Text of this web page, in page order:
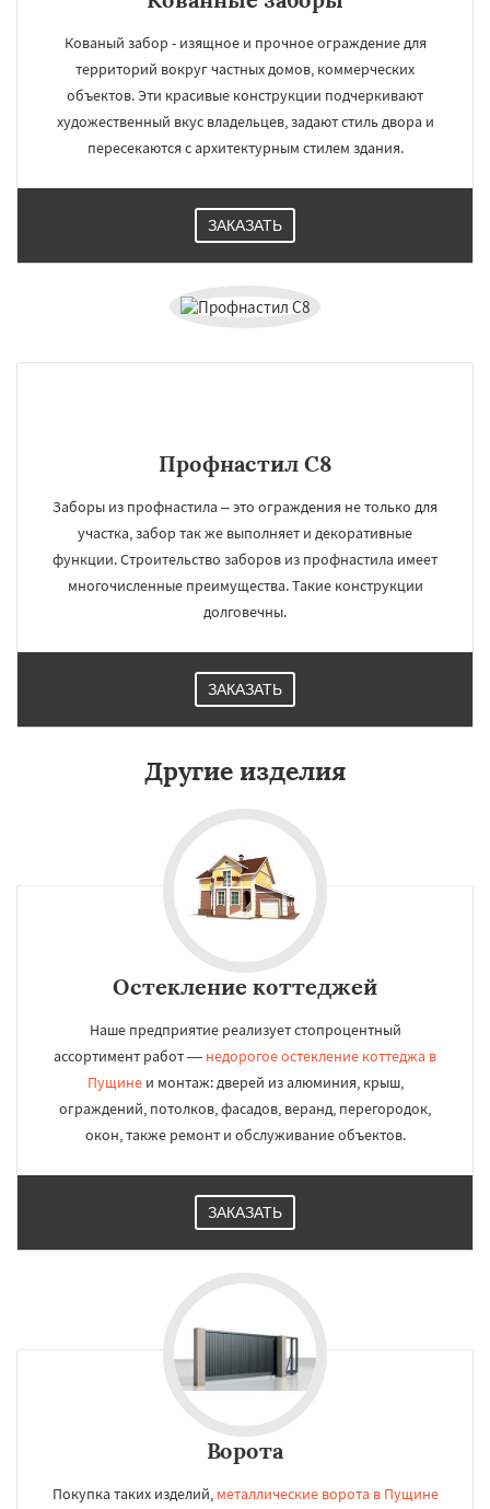
Кованый забор - изящное и прочное ограждение для
территорий вокруг частных домов, коммерческих
объектов. Эти красивые конструкции подчеркивают
художественный вкус владельцев, задают стиль двора и
пересекаются с архитектурным стилем здания.
ЗАКАЗАТЬ
Профнастил С8
Заборы из профнастила – это ограждения не только для
участка, забор так же выполняет и декоративные
функции. Строительство заборов из профнастила имеет
многочисленные преимущества. Такие конструкции
долговечны.
ЗАКАЗАТЬ
Другие изделия
Остекление коттеджей
Наше предприятие реализует стопроцентный
ассортимент работ — недорогое остекление коттеджа в
Пущинеи монтаж: дверей из алюминия, крыш,
ограждений, потолков, фасадов, веранд, перегородок,
окон, также ремонт и обслуживание объектов.
ЗАКАЗАТЬ
Ворота
Покупка таких изделий, металлические ворота в Пущине